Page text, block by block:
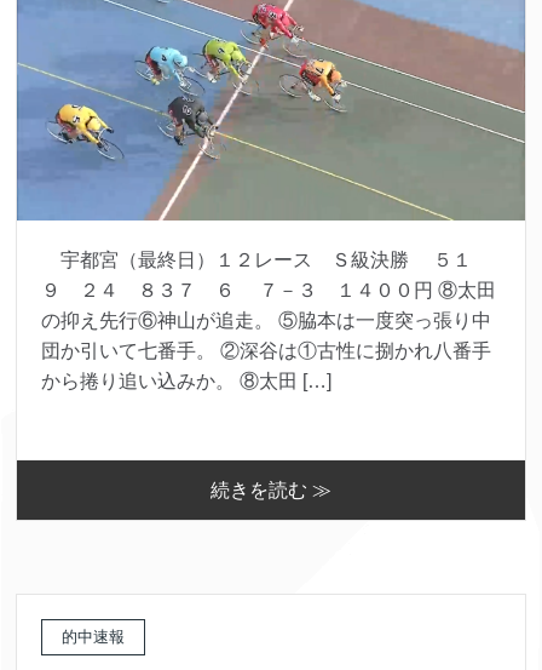
宇都宮（最終日）１２レース Ｓ級決勝 ５１
９ ２４ ８３７ ６ ７－３ １４００円 ⑧太田
の抑え先行⑥神山が追走。 ⑤脇本は一度突っ張り中
団か引いて七番手。 ②深谷は①古性に捌かれ八番手
から捲り追い込みか。 ⑧太田 […]
続きを読む ≫
的中速報